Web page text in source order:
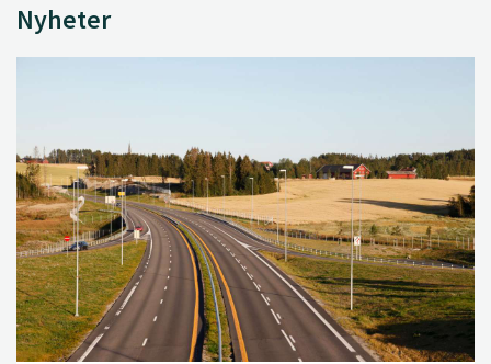
Nyheter